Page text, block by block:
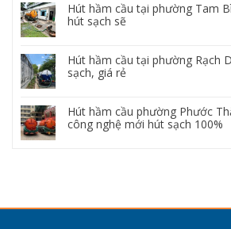
Hút hầm cầu tại phường Tam
hút sạch sẽ
Hút hầm cầu tại phường Rạch
sạch, giá rẻ
Hút hầm cầu phường Phước
công nghệ mới hút sạch 100%